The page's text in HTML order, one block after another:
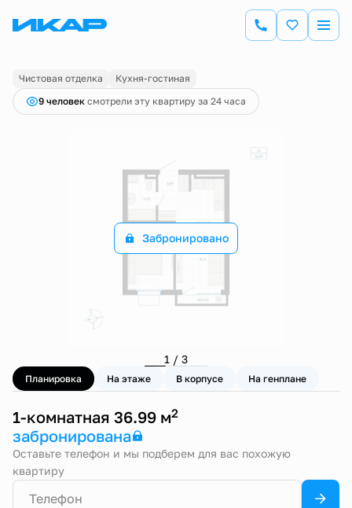
1-комнатная36.99 м Цена по запросу
Чистовая отделка
Кухня-гостиная
9 человек смотрели эту квартиру за 24 часа
Забронировано
1 / 3
Планировка На этаже В корпусе На генплане
1-комнатная 36.99 м2
забронирована
Оставьте телефон и мы подберем для вас похожую
квартиру